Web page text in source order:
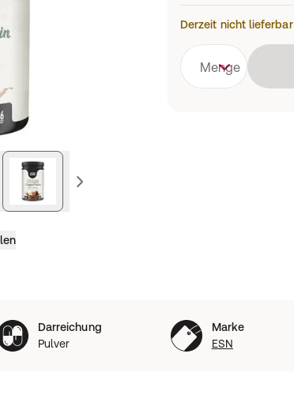
vorheriges Bild
Derzeit nicht lieferbar
Menge
Darreichung
Pulver
Marke
ESN